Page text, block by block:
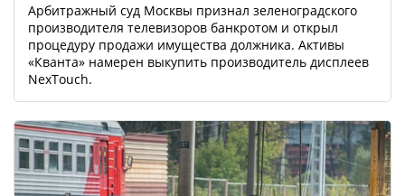
Арбитражный суд Москвы признал зеленоградского
производителя телевизоров банкротом и открыл
процедуру продажи имущества должника. Активы
«Кванта» намерен выкупить производитель дисплеев
NexTouch.